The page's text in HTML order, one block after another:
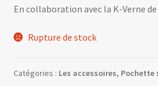
En collaboration avec la K-Verne
Rupture de stock
Catégories : Les accessoires, Pochette